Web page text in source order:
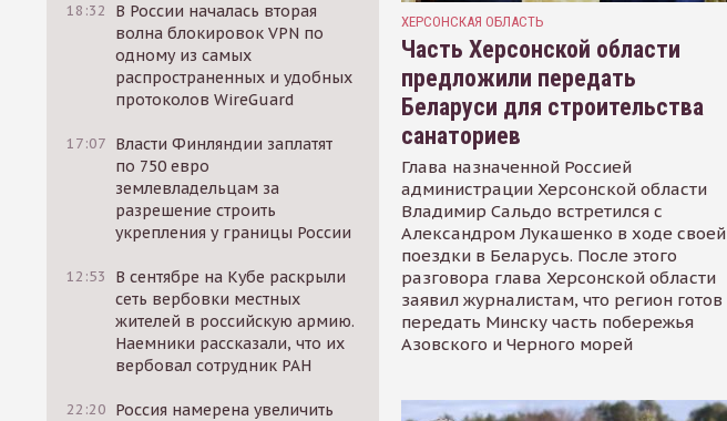
18:32
В России началась вторая
волна блокировок VPN по
одному из самых
распространенных и удобных
протоколов WireGuard
17:07 Власти Финляндии заплатят
по 750 евро
землевладельцам за
разрешение строить
укрепления у границы России
12:53
В сентябре на Кубе раскрыли
сеть вербовки местных
жителей в российскую армию.
Наемники рассказали, что их
вербовал сотрудник РАН
22:20 Россия намерена увеличить
ХЕРСОНСКАЯ ОБЛАСТЬ
Часть Херсонской области
предложили передать
Беларуси для строительства
санаториев
Глава назначенной Россией
администрации Херсонской области
Владимир Сальдо встретился с
Александром Лукашенко в ходе своей
поездки в Беларусь. После этого
разговора глава Херсонской области
заявил журналистам, что регион готов
передать Минску часть побережья
Азовского и Черного морей